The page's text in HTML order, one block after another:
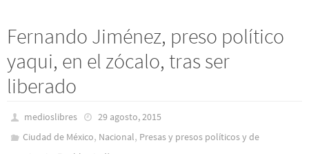
Fernando Jiménez, preso político
yaqui, en el zócalo, tras ser
liberado
medioslibres
29 agosto, 2015
Ciudad de México, Nacional, Presas y presos polí­ticos y de